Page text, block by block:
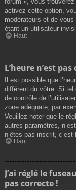
activez cette option,
modérateurs et de
étant un utilisateur
Haut
L’heure n’est
Il est possible que
différent du vôtre. Si tel
de contrôle de
zone adéquate, par
Veuillez noter que le
autres paramètres,
n’êtes pas inscrit, c’est
Haut
J’ai réglé le
pas correcte !